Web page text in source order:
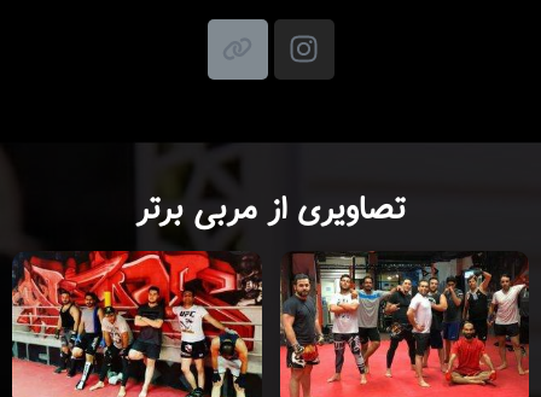
تصاویری از مربی برتر